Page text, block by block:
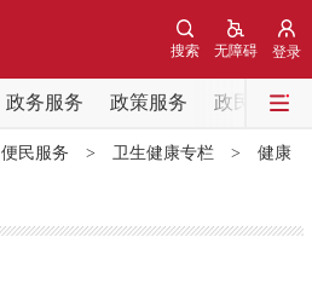
登录
无障碍
搜索
政务服务 政策服务 政民互动
国务院信息 中央部委动态
会议信息 部门动态
便民服务 > 卫生健康专栏> 健康